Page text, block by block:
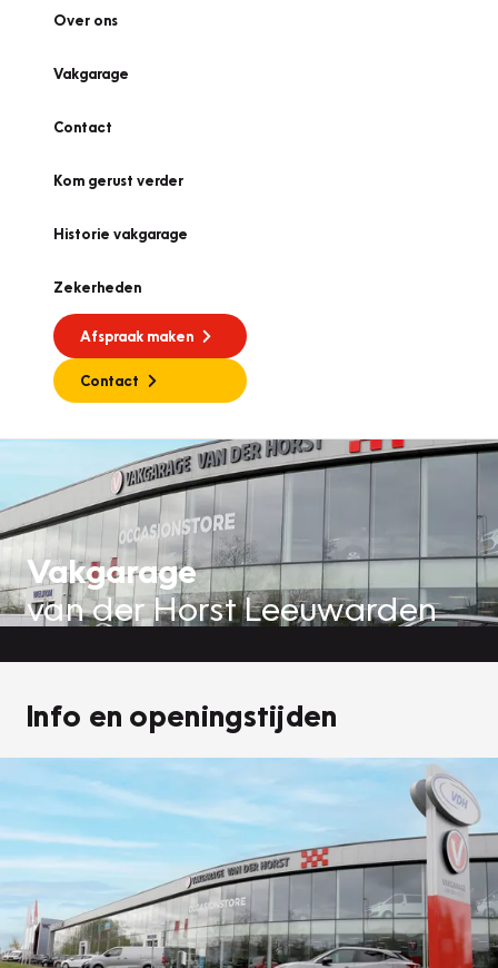
Over ons
Vakgarage
Contact
Kom gerust verder
Historie vakgarage
Zekerheden
Afspraak maken
Contact
Vakgarage
van der Horst Leeuwarden
Info en openingstijden